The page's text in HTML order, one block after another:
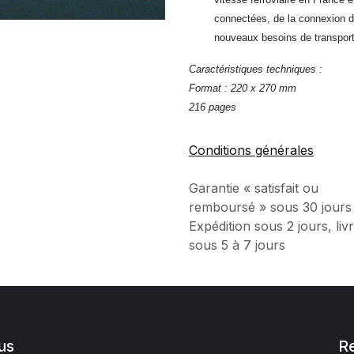
connectées, de la connexion
nouveaux besoins de
Caractéristiques techniques :
Format : 220 x 270 mm
216 pages
Conditions générales
Garantie « satisfait ou
remboursé » sous 30 jours
Expédition sous 2 jours,
sous 5 à 7 jours